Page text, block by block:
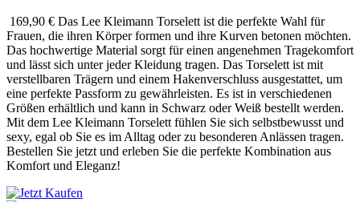
169,90 € Das Lee Kleimann Torselett ist die perfekte Wahl für
Frauen, die ihren Körper formen und ihre Kurven betonen möchten.
Das hochwertige Material sorgt für einen angenehmen Tragekomfort
und lässt sich unter jeder Kleidung tragen. Das Torselett ist mit
verstellbaren Trägern und einem Hakenverschluss ausgestattet, um
eine perfekte Passform zu gewährleisten. Es ist in verschiedenen
Größen erhältlich und kann in Schwarz oder Weiß bestellt werden.
Mit dem Lee Kleimann Torselett fühlen Sie sich selbstbewusst und
sexy, egal ob Sie es im Alltag oder zu besonderen Anlässen tragen.
Bestellen Sie jetzt und erleben Sie die perfekte Kombination aus
Komfort und Eleganz!